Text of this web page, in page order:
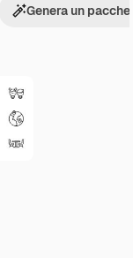
Genera un